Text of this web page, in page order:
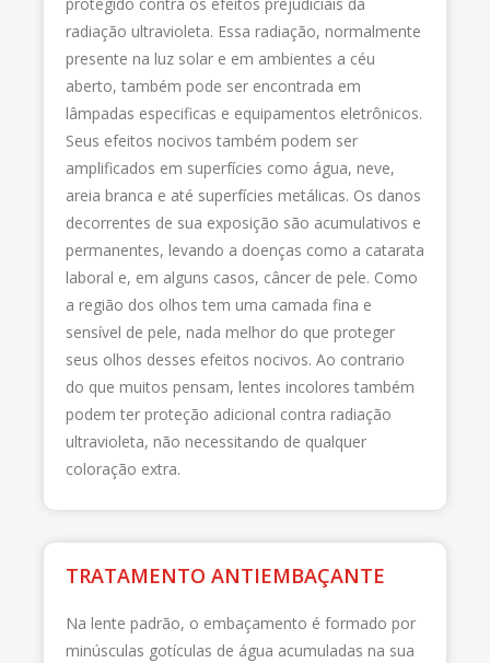
protegido contra os efeitos prejudiciais da
radiação ultravioleta. Essa radiação, normalmente
presente na luz solar e em ambientes a céu
aberto, também pode ser encontrada em
lâmpadas especificas e equipamentos eletrônicos.
Seus efeitos nocivos também podem ser
amplificados em superfícies como água, neve,
areia branca e até superfícies metálicas. Os danos
decorrentes de sua exposição são acumulativos e
permanentes, levando a doenças como a catarata
laboral e, em alguns casos, câncer de pele. Como
a região dos olhos tem uma camada fina e
sensível de pele, nada melhor do que proteger
seus olhos desses efeitos nocivos. Ao contrario
do que muitos pensam, lentes incolores também
podem ter proteção adicional contra radiação
ultravioleta, não necessitando de qualquer
coloração extra.
TRATAMENTO ANTIEMBAÇANTE
Na lente padrão, o embaçamento é formado por
minúsculas gotículas de água acumuladas na sua